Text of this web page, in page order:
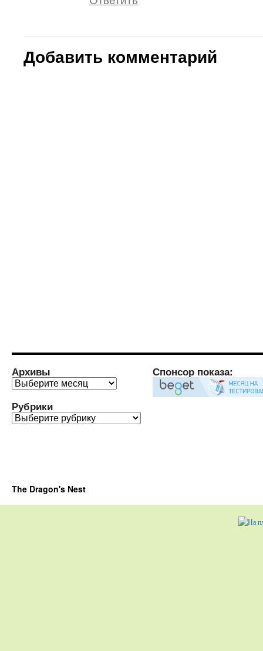
Добавить комментарий
Архивы
Архивы
Рубрики
Рубрики
Спонсор показа:
The Dragon's Nest